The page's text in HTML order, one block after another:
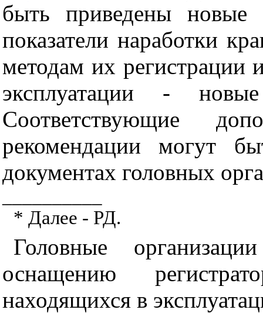
быть приведены новые
показатели наработки
методам их регистрации
эксплуатации -
Соответствующие
рекомендации могут
документах головных
* Далее - РД.
Головные
оснащению
находящихся в